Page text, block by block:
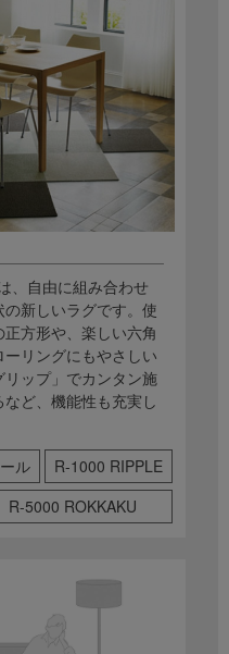
、自由に組み合わせ
新しいラグです。使
方形や、楽しい六角
リングにもやさしい
ップ」でカンタン施
ど、機能性も充実し
ル
R-1000 RIPPLE
R-5000 ROKKAKU